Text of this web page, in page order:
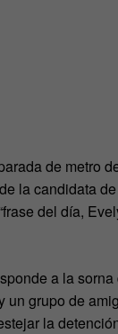
de metro
la candidata
del día,
a la
un grupo de
la